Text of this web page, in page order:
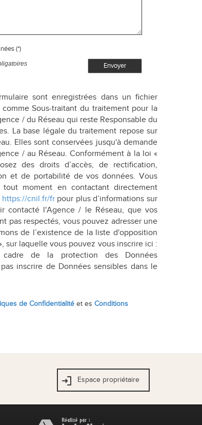
(*)
Envoyer
sont enregistrées dans un fichier
Sous-traitant du traitement pour la
/ du Réseau qui reste Responsable du
La base légale du traitement repose sur
Elles sont conservées jusqu'à demande
/ au Réseau. Conformément à la loi «
des droits d’accès, de rectification,
et de portabilité de vos données. Vous
moment en contactant directement
https://cnil.fr/frpour plus d’informations sur
contacté l'Agence / le Réseau, que vos
pas respectés, vous pouvez adresser une
de l’existence de la liste d'opposition
sur laquelle vous pouvez vous inscrire ici :
de la protection des Données
inscrire de Données sensibles dans le
de Confidentialité et es Conditions
Espace propriétaire